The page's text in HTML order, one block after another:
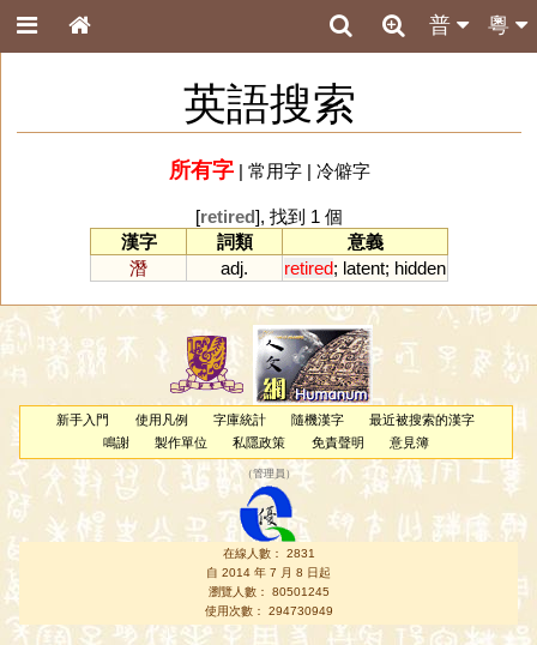
粵
普
英語搜索
所有字| 常用字| 冷僻字
[retired], 找到 1 個
漢字
詞類
意義
潛
adj. retired; latent; hidden
新手入門 使用凡例 字庫統計 隨機漢字
最近被搜索的漢字
鳴謝
製作單位 私隱政策 免責聲明 意見簿
（管理員 ）
在線人數： 2831
自 2014 年 7 月 8 日起
瀏覽人數： 80501245
使用次數： 294730949